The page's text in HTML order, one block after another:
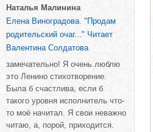
Наталья Малинина
Елена Виноградова. "Продам
родительский очаг..." Читает
Валентина Солдатова
замечательно! Я очень люблю
это Ленино стихотворение.
Была б счастлива, если б
такого уровня исполнитель что-
то моё начитал. Я свои неважно
читаю, а, порой, приходится.